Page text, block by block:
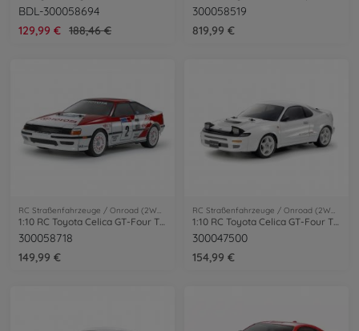
BDL-300058694
129,99 € 188,46 €
300058519
819,99 €
RC Straßenfahrzeuge / Onroad (2WD/4WD)
300058718
149,99 €
RC Straßenfahrzeuge / Onroad (2WD/4WD)
300047500
154,99 €